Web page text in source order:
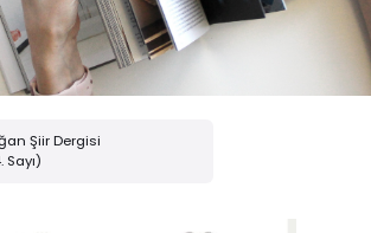
Şiir Dergisi
Sayı)